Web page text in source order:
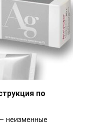
по
неизменные